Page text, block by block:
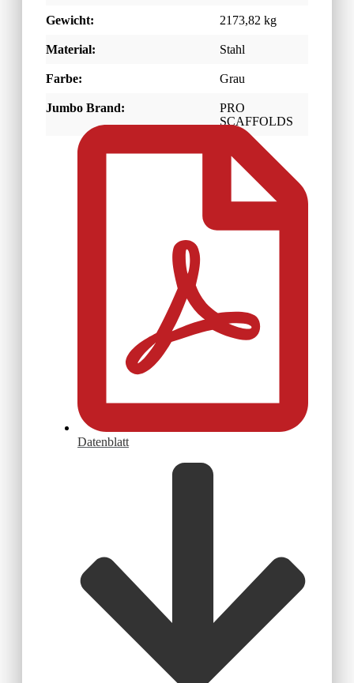
Gewicht: 2173,82 kg
Material: Stahl
Farbe: Grau
Jumbo Brand:
PRO
SCAFFOLDS
Datenblatt